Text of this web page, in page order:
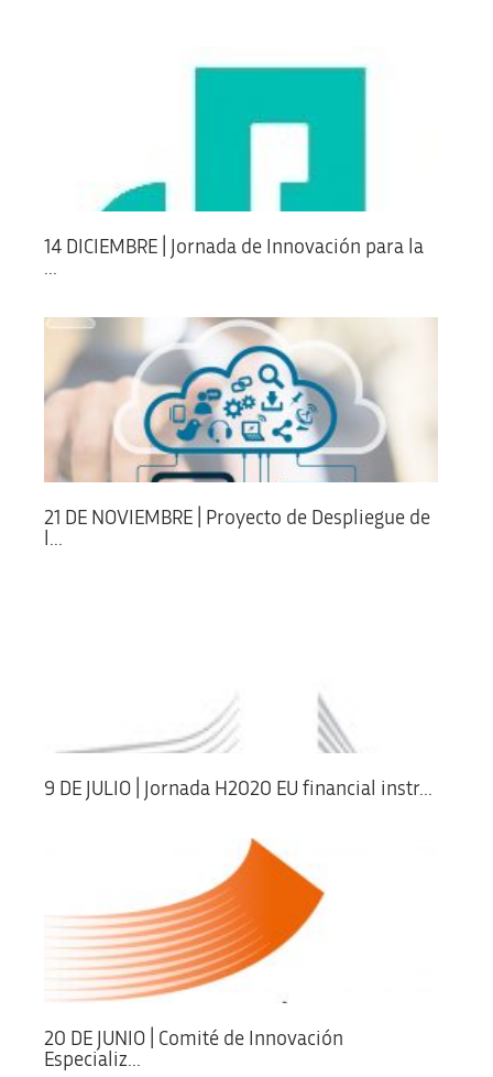
14 DICIEMBRE | Jornada de Innovación para la
...
21 DE NOVIEMBRE | Proyecto de Despliegue de
l...
9 DE JULIO | Jornada H2020 EU financial instr...
20 DE JUNIO | Comité de Innovación
Especializ...